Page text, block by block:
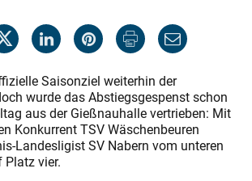
Saisonziel weiterhin der
wurde das Abstiegsgespenst schon
aus der Gießnauhalle vertrieben: Mit
Konkurrent TSV Wäschenbeuren
Landesligist SV Nabern vom unteren
vier.